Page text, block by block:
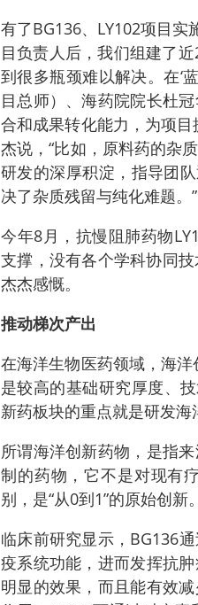
有了BG136、LY102项目实
目负责人后，我们组建了
到很多瓶颈难以解决。在‘
目总师）、海药院院长杜
合和成果转化能力，为项
杰说，“比如，原料药的杂
研发的深厚积淀，指导团
决了杂质残留与纯化难题。”
今年8月，抗慢阻肺药物
支撑，没有各个学科协同
杰杰感慨。
推动梯次产出
在海洋生物医药领域，海洋
是较高的基础研究厚度、
新药板块的重点就是研发海
所谓海洋创新药物，是指
制的药物，它不是对现有
别，是“从0到1”的原始创新
临床前研究显示，BG136
疫系统功能，进而发挥抗
明显的效果，而且能有效